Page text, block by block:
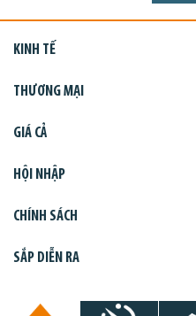
KINH TẾ
THƯƠNG MẠI
GIÁ CẢ
HỘI NHẬP
CHÍNH SÁCH
SẮP DIỄN RA